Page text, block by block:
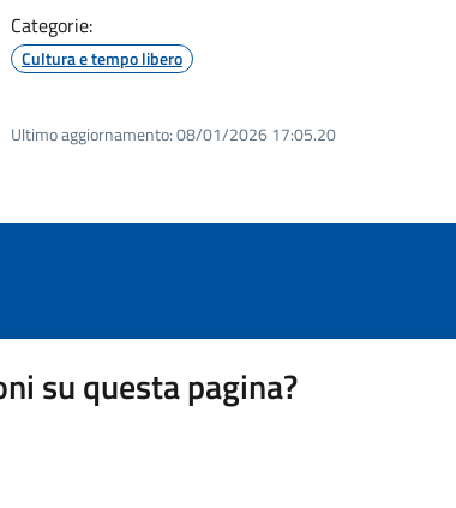
Categorie:
Cultura e tempo libero
Ultimo aggiornamento:08/01/2026 17:05.20
su questa pagina?